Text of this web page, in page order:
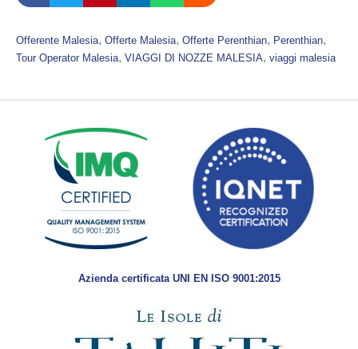
Offerente Malesia, Offerte Malesia, Offerte Perenthian, Perenthian
Tour Operator Malesia, VIAGGI DI NOZZE MALESIA, viaggi malesia
Azienda certificata UNI EN ISO 9001:2015